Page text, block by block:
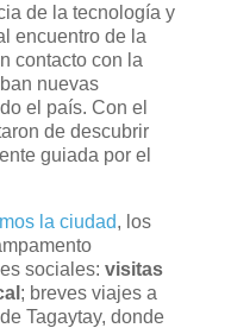
de la tecnología y
encuentro de la
contacto con la
nuevas
el país. Con el
de descubrir
guiada por el
la ciudad, los
sociales: visitas
; breves viajes a
Tagaytay, donde